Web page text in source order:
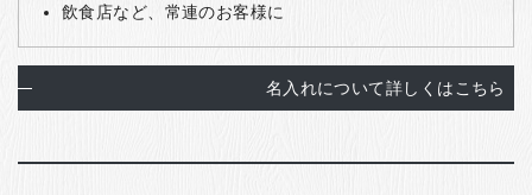
飲食店など、常連のお客様に
名入れについて詳しくはこちら